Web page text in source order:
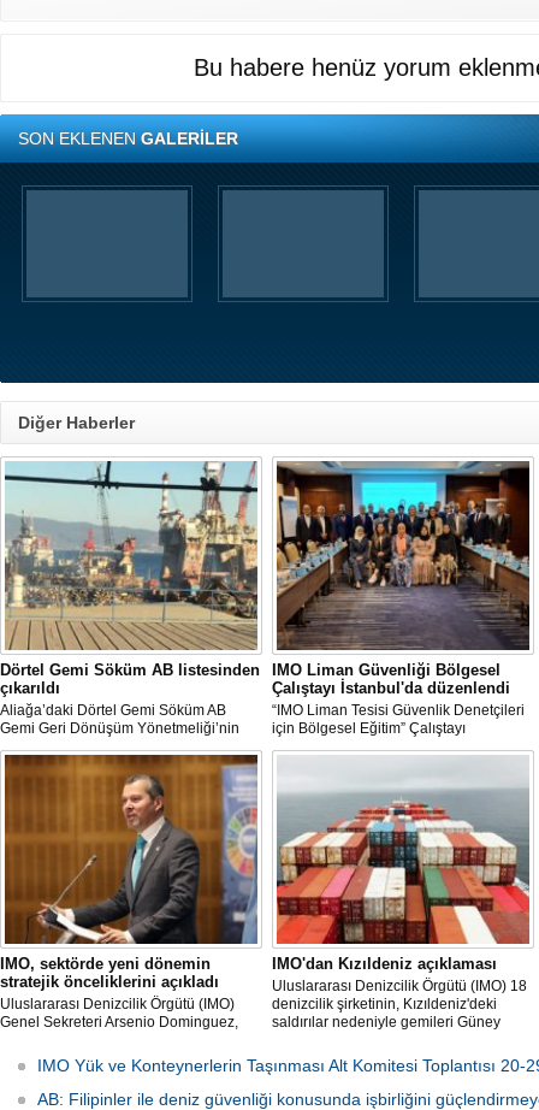
Bu habere henüz yorum
SON EKLENENGALERİLER
Diğer Haberler
Dörtel Gemi Söküm AB listesinden
çıkarıldı
Aliağa’daki Dörtel Gemi Söküm AB
Gemi Geri Dönüşüm Yönetmeliği’nin
özellikle özellikle kıyı şeridi korumasına
ilişkin hükümlere uymadığı için AB
listesinden çıkarıldı.
IMO Liman Güvenliği Bölgesel
Çalıştayı İstanbul'da düzenlendi
“IMO Liman Tesisi Güvenlik Denetçileri
için Bölgesel Eğitim” Çalıştayı
İstanbul'da düzenlendi.
IMO, sektörde yeni dönemin
stratejik önceliklerini açıkladı
Uluslararası Denizcilik Örgütü (IMO)
Genel Sekreteri Arsenio Dominguez,
sağlanması amacıyla örgütün
önümüzdeki dört yıla ilişkin planlarını ve
odak alanlarını paylaştı.
IMO'dan Kızıldeniz açıklaması
Uluslararası Denizcilik Örgütü (IMO) 18
denizcilik şirketinin, Kızıldeniz'deki
saldırılar nedeniyle gemileri Güney
IMO Yük ve Konteynerlerin Taşınması Alt Komitesi Toplantısı 20-
AB: Filipinler ile deniz güvenliği konusunda işbirliğini